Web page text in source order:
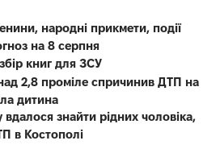
народні прикмети, події
на 8 серпня
книг для ЗСУ
2,8 проміле спричинив ДТП на
дитина
знайти рідних чоловіка,
в Костополі